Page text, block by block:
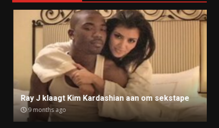
Ray J klaagt Kim Kardashian aan om sekstape
9 months ago